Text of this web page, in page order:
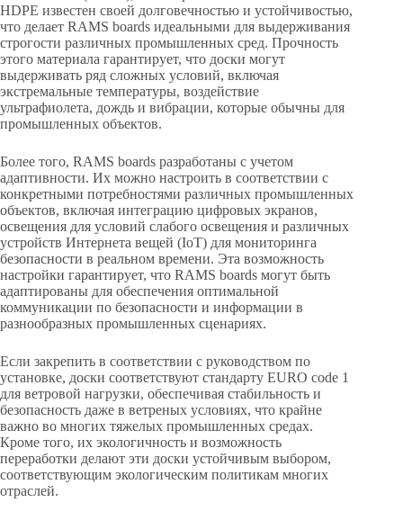
HDPE известен своей долговечностью и устойчивостью,
что делает RAMS boards идеальными для выдерживания
строгости различных промышленных сред. Прочность
этого материала гарантирует, что доски могут
выдерживать ряд сложных условий, включая
экстремальные температуры, воздействие
ультрафиолета, дождь и вибрации, которые обычны для
промышленных объектов.
Более того, RAMS boards разработаны с учетом
адаптивности. Их можно настроить в соответствии с
конкретными потребностями различных промышленных
объектов, включая интеграцию цифровых экранов,
освещения для условий слабого освещения и различных
устройств Интернета вещей (IoT) для мониторинга
безопасности в реальном времени. Эта возможность
настройки гарантирует, что RAMS boards могут быть
адаптированы для обеспечения оптимальной
коммуникации по безопасности и информации в
разнообразных промышленных сценариях.
Если закрепить в соответствии с руководством по
установке, доски соответствуют стандарту EURO code 1
для ветровой нагрузки, обеспечивая стабильность и
безопасность даже в ветреных условиях, что крайне
важно во многих тяжелых промышленных средах.
Кроме того, их экологичность и возможность
переработки делают эти доски устойчивым выбором,
соответствующим экологическим политикам многих
отраслей.